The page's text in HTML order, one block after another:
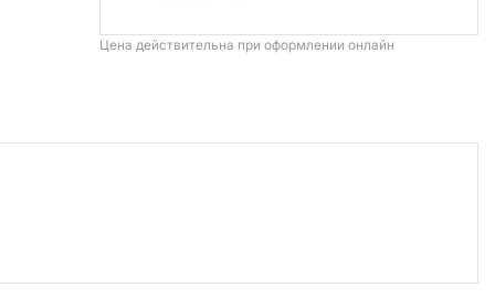
Цена действительна при оформлении онлайн